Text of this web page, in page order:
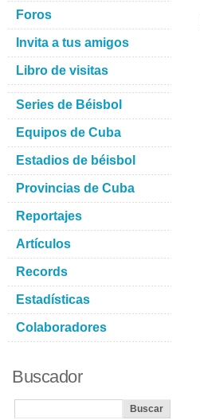
Foros
Invita a tus amigos
Libro de visitas
Series de Béisbol
Equipos de Cuba
Estadios de béisbol
Provincias de Cuba
Reportajes
Artículos
Records
Estadísticas
Colaboradores
Buscador